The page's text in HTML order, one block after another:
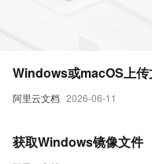
阿里云文档 2026-06-11
Windows或macOS上
获取Windows镜像文件